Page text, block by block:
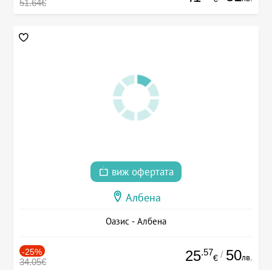
51.64€
виж офертата
Албена
Оазис - Албена
-25%
34.05€ 25.57
€ / 50лв.